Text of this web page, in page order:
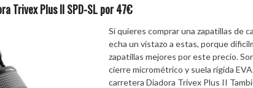
Trivex Plus II SPD-SL por 47€
Si quieres comprar una zapatillas de
echa un vistazo a estas, porque
zapatillas mejores por este precio.
cierre micrométrico y suela rígida
carretera Diadora Trivex Plus II